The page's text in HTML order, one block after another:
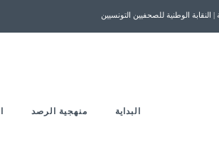
| النقابة الوطنية للصحفيين التونسيين
البداية منهجية الرصد